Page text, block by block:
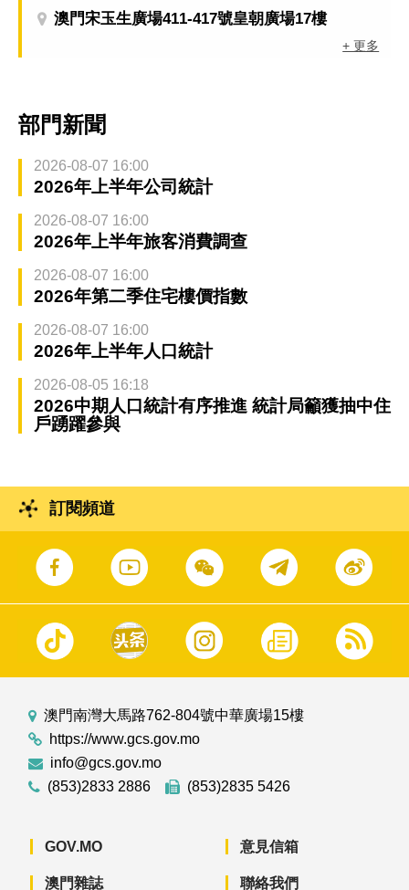
澳門宋玉生廣場411-417號皇朝廣場17樓
+ 更多
部門新聞
2026-08-07 16:00
2026年上半年公司統計
2026-08-07 16:00
2026年上半年旅客消費調查
2026-08-07 16:00
2026年第二季住宅樓價指數
2026-08-07 16:00
2026年上半年人口統計
2026-08-05 16:18
2026中期人口統計有序推進 統計局籲獲抽中住
戶踴躍參與
訂閱頻道
澳門南灣大馬路762-804號中華廣場15樓
https://www.gcs.gov.mo
info@gcs.gov.mo
(853)2833 2886
(853)2835 5426
GOV.MO
澳門雜誌
意見信箱
聯絡我們